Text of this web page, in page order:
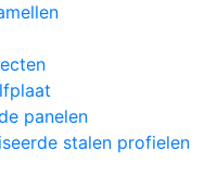
panelen
stalen profielen